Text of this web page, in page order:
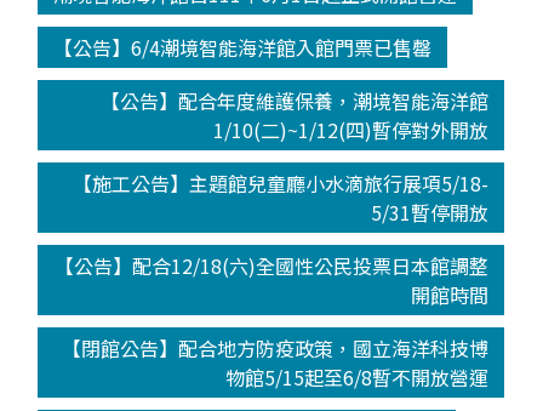
【公告】6/4潮境智能海洋館入館門票已售罄
【公告】配合年度維護保養，潮境智能海洋館
1/10(二)~1/12(四)暫停對外開放
【施工公告】主題館兒童廳小水滴旅行展項5/18-
5/31暫停開放
【公告】配合12/18(六)全國性公民投票日本館調整
開館時間
【閉館公告】配合地方防疫政策，國立海洋科技博
物館5/15起至6/8暫不開放營運